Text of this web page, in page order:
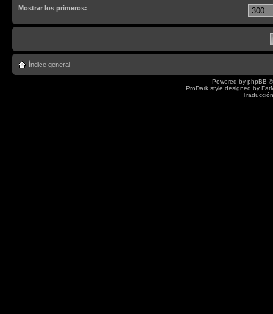
Mostrar los primeros:
Índice general
Powered by phpBB
ProDark style designed by